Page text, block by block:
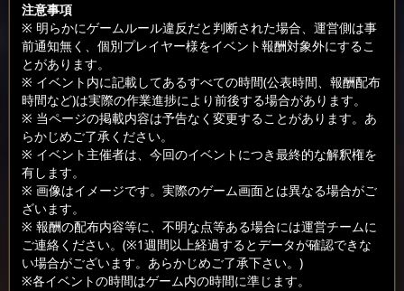
注意事項
※ 明らかにゲームルール違反だと判断された場合、運営側は事
前通知無く、個別プレイヤー様をイベント報酬対象外にするこ
とがあります。
※ イベント内に記載してあるすべての時間(公表時間、報酬配布
時間など)は実際の作業進捗により前後する場合があります。
※ 当ページの掲載内容は予告なく変更することがあります。あ
らかじめご了承ください。
※ イベント主催者は、今回のイベントにつき最終的な解釈権を
有します。
※ 画像はイメージです。実際のゲーム画面とは異なる場合がご
ざいます。
※ 報酬の配布内容等に、不明な点等ある場合には運営チームに
ご連絡ください。(※1週間以上経過するとデータが確認できな
い場合がございます。あらかじめご了承下さい。)
※各イベントの時間はゲーム内の時間に準じます。